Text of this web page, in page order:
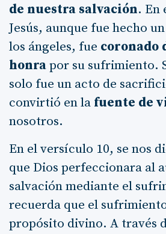
de nuestra salvación. En
Jesús, aunque fue hecho
los ángeles, fue coronado
honrapor su sufrimiento.
solo fue un acto de
convirtió en la fuente de
nosotros.
En el versículo 10, se nos
que Dios perfeccionara al
salvación mediante el
recuerda que el
propósito divino. A través